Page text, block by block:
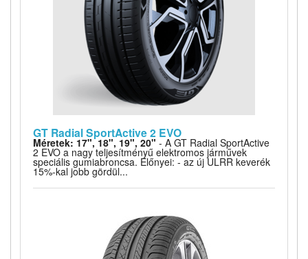
GT Radial SportActive 2 EVO
Méretek: 17", 18", 19", 20" - A GT Radial SportActive
2 EVO a nagy teljesítményű elektromos járművek
speciális gumiabroncsa. Előnyei: - az új ULRR keverék
15%-kal jobb gördül...